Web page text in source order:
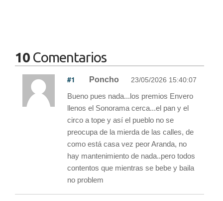
10 Comentarios
#1 Poncho 23/05/2026 15:40:07
Bueno pues nada...los premios Envero
llenos el Sonorama cerca...el pan y el
circo a tope y así el pueblo no se
preocupa de la mierda de las calles, de
como está casa vez peor Aranda, no
hay mantenimiento de nada..pero todos
contentos que mientras se bebe y baila
no problem